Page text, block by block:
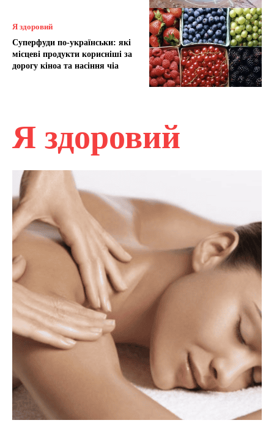
Я здоровий
Суперфуди по-українськи: які
місцеві продукти корисніші за
дорогу кіноа та насіння чіа
Я здоровий